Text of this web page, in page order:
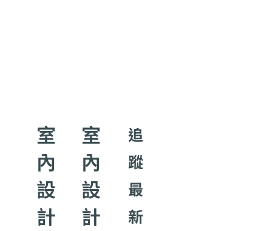
室
內
設
計
室
內
設
計
追
蹤
最
新